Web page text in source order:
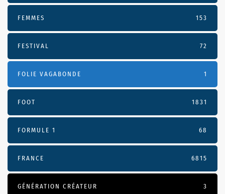
FEMMES 153
FESTIVAL 72
FOLIE VAGABONDE 1
FOOT 1831
FORMULE 1 68
FRANCE 6815
GÉNÉRATION CRÉATEUR 3